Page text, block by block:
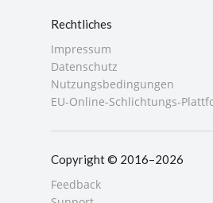
Rechtliches
Impressum
Datenschutz
Nutzungsbedingungen
EU-Online-Schlichtungs-
Copyright © 2016–2026
Feedback